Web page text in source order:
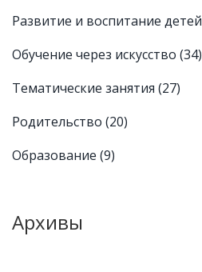
Развитие и воспитание детей
Обучение через искусство (34)
Тематические занятия (27)
Родительство (20)
Образование (9)
Архивы